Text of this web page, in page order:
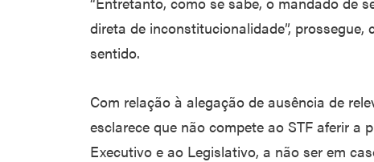
direta de inconstitucionalidade”, prossegue,
sentido.
Com relação à alegação de ausência de
esclarece que não compete ao STF aferir a
Executivo e ao Legislativo, a não ser em